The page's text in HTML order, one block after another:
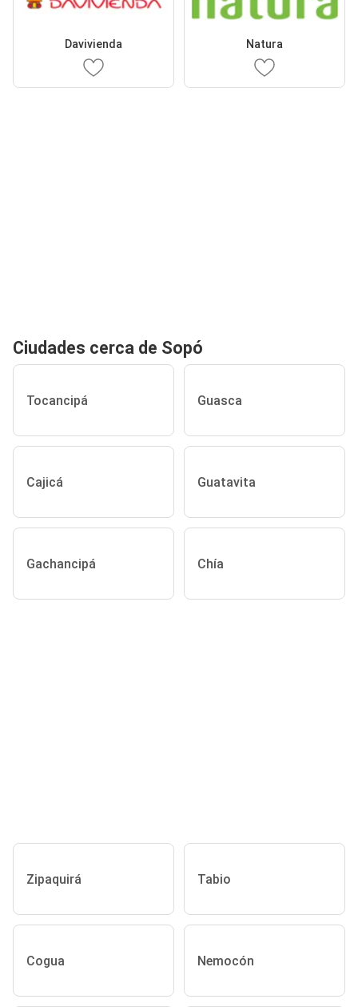
Davivienda Natura
Ciudades cerca de Sopó
Tocancipá Guasca
Cajicá Guatavita
Gachancipá Chía
Zipaquirá Tabio
Cogua Nemocón